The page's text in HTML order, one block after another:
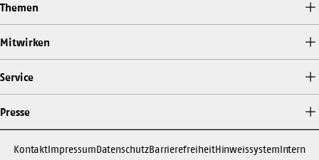
Themen
Mitwirken
Service
Presse
KontaktImpressumDatenschutzBarrierefreiheitHinweissystemIntern